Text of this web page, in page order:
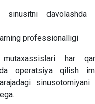
sinusitni davolashda
professionalligi
har
operatsiya qilish
sinusotomiyani